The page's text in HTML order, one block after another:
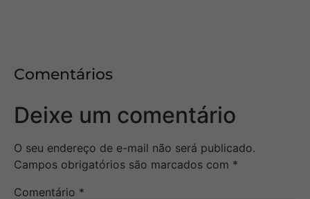
Comentários
Deixe um comentário
O seu endereço de e-mail não será publicado.
Campos obrigatórios são marcados com *
Comentário *